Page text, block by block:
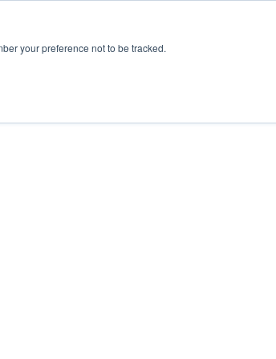
your preference not to be tracked.